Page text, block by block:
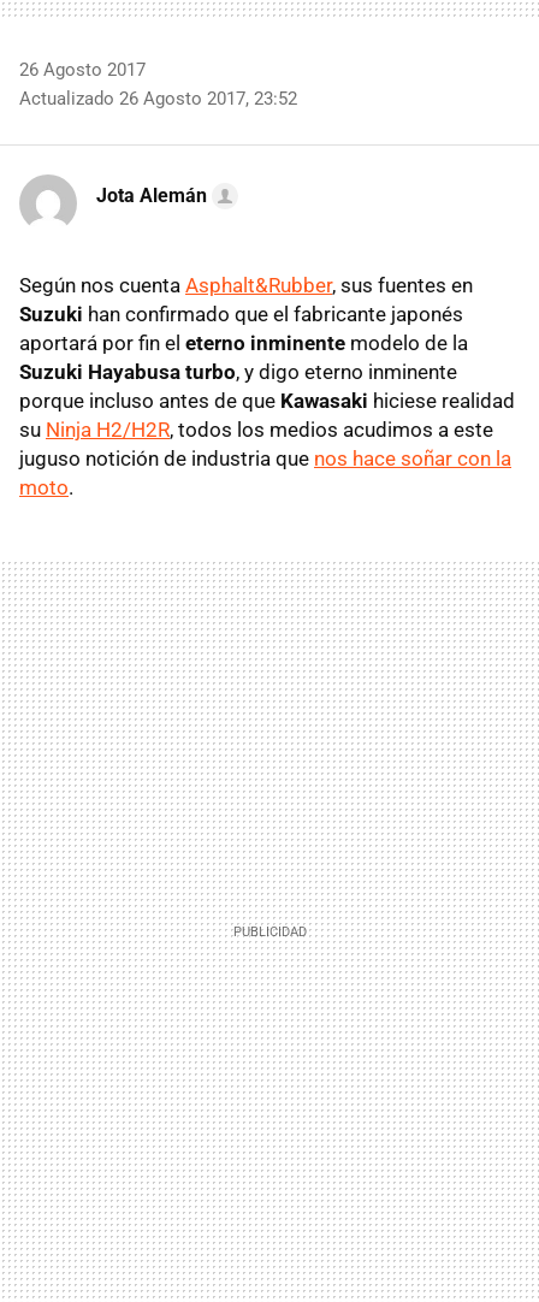
26 Agosto 2017
Actualizado 26 Agosto 2017, 23:52
Jota Alemán
Según nos cuenta Asphalt&Rubber, sus fuentes en
Suzuki han confirmado que el fabricante japonés
aportará por fin el eterno inminente modelo de la
Suzuki Hayabusa turbo, y digo eterno inminente
porque incluso antes de que Kawasaki hiciese realidad
su Ninja H2/H2R, todos los medios acudimos a este
juguso notición de industria que nos hace soñar con la
moto.